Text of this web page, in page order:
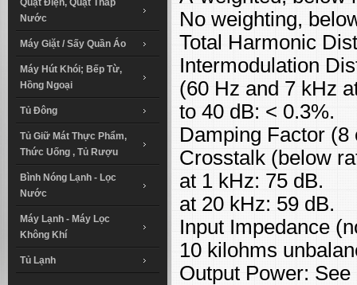
Quạt Điện, Quạt Tháp
Nước
Máy Giặt / Sấy Quần Áo
Máy Hút Khói; Bếp Từ,
Hồng Ngoại
Tủ Đông
Tủ Giữ Mát Thực Phẩm,
Thức Uống , Tủ Rượu
Bình Nóng Lạnh - Lọc
Nước
Máy Lạnh - Máy Lọc
Không Khí
Tủ Lạnh
No weighting,
Total Harmonic
Intermodulation
(60 Hz and 7 kHz
to 40 dB: < 0.3%.
Damping Factor
Crosstalk (below
at 1 kHz: 75 dB.
at 20 kHz: 59 dB.
Input Impedance
10 kilohms
Output Power: